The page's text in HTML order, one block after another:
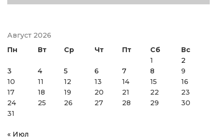
Август 2026
Пн
Вт Ср Чт Пт Сб
Вс
1
2
3
4 5 6 7 8
9
10
11 12 13 14 15
16
17
18 19 20 21 22
23
24
25 26 27 28 29
30
31
« Июл